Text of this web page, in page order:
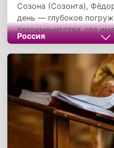
Созона (Созонта),
день — глубокое
тезоименитства, где
просто
к святому
многовековую связь
истории.
Россия